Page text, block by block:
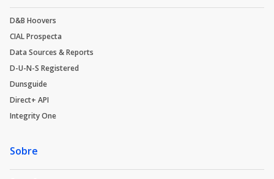
D&B Hoovers
CIAL Prospecta
Data Sources & Reports
D-U-N-S Registered
Dunsguide
Direct+ API
Integrity One
Sobre